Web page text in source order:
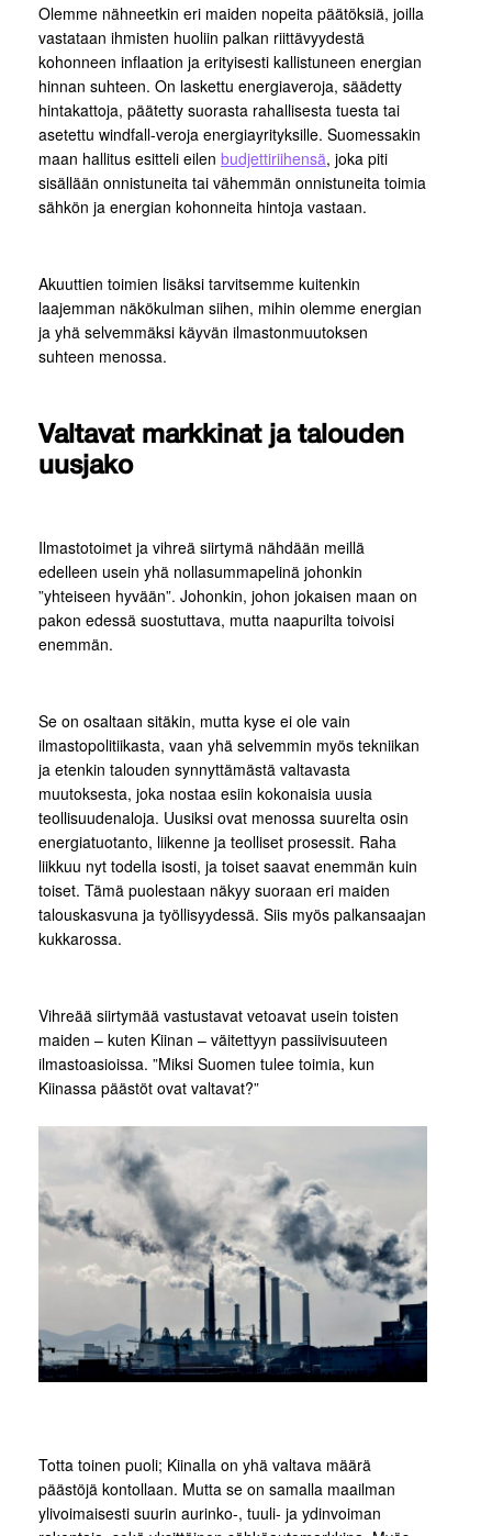
Olemme nähneetkin eri maiden nopeita päätöksiä, joilla
vastataan ihmisten huoliin palkan riittävyydestä
kohonneen inflaation ja erityisesti kallistuneen energian
hinnan suhteen. On laskettu energiaveroja, säädetty
hintakattoja, päätetty suorasta rahallisesta tuesta tai
asetettu windfall-veroja energiayrityksille. Suomessakin
maan hallitus esitteli eilen budjettiriihensä, joka piti
sisällään onnistuneita tai vähemmän onnistuneita toimia
sähkön ja energian kohonneita hintoja vastaan.
Akuuttien toimien lisäksi tarvitsemme kuitenkin
laajemman näkökulman siihen, mihin olemme energian
ja yhä selvemmäksi käyvän ilmastonmuutoksen
suhteen menossa.
Valtavat markkinat ja talouden
uusjako
Ilmastotoimet ja vihreä siirtymä nähdään meillä
edelleen usein yhä nollasummapelinä johonkin
”yhteiseen hyvään”. Johonkin, johon jokaisen maan on
pakon edessä suostuttava, mutta naapurilta toivoisi
enemmän.
Se on osaltaan sitäkin, mutta kyse ei ole vain
ilmastopolitiikasta, vaan yhä selvemmin myös tekniikan
ja etenkin talouden synnyttämästä valtavasta
muutoksesta, joka nostaa esiin kokonaisia uusia
teollisuudenaloja. Uusiksi ovat menossa suurelta osin
energiatuotanto, liikenne ja teolliset prosessit. Raha
liikkuu nyt todella isosti, ja toiset saavat enemmän kuin
toiset. Tämä puolestaan näkyy suoraan eri maiden
talouskasvuna ja työllisyydessä. Siis myös palkansaajan
kukkarossa.
Vihreää siirtymää vastustavat vetoavat usein toisten
maiden – kuten Kiinan – väitettyyn passiivisuuteen
ilmastoasioissa. ”Miksi Suomen tulee toimia, kun
Kiinassa päästöt ovat valtavat?”
Totta toinen puoli; Kiinalla on yhä valtava määrä
päästöjä kontollaan. Mutta se on samalla maailman
ylivoimaisesti suurin aurinko-, tuuli- ja ydinvoiman